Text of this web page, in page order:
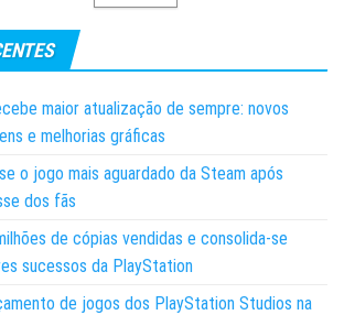
maior atualização de sempre: novos
e melhorias gráficas
o jogo mais aguardado da Steam após
dos fãs
de cópias vendidas e consolida-se
sucessos da PlayStation
de jogos dos PlayStation Studios na